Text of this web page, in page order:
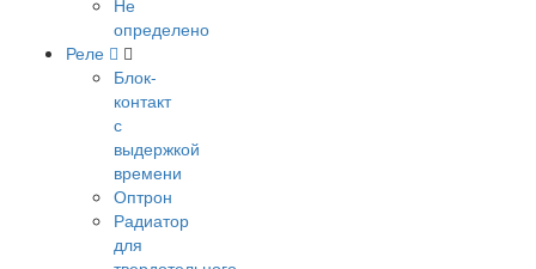
Не
определено
Реле
Блок-
контакт
с
выдержкой
времени
Оптрон
Радиатор
для